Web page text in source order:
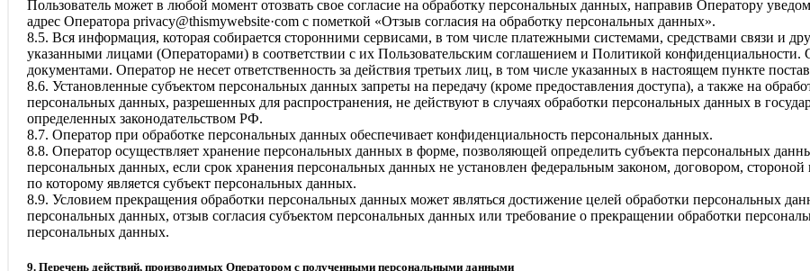
Пользователь может в любой момент отозвать свое согласие на обработку персональных данных, направив Оператору
адрес Оператора privacy@thismywebsite·com с пометкой «Отзыв согласия на обработку персональных данных».
8.5. Вся информация, которая собирается сторонними сервисами, в том числе платежными системами, средствами связи и
указанными лицами (Операторами) в соответствии с их Пользовательским соглашением и Политикой
документами. Оператор не несет ответственность за действия третьих лиц, в том числе указанных в настоящем пункте
8.6. Установленные субъектом персональных данных запреты на передачу (кроме предоставления доступа), а также на
персональных данных, разрешенных для распространения, не действуют в случаях обработки персональных данных в
определенных законодательством РФ.
8.7. Оператор при обработке персональных данных обеспечивает конфиденциальность персональных данных.
8.8. Оператор осуществляет хранение персональных данных в форме, позволяющей определить субъекта персональных
персональных данных, если срок хранения персональных данных не установлен федеральным законом, договором,
по которому является субъект персональных данных.
8.9. Условием прекращения обработки персональных данных может являться достижение целей обработки персональных
персональных данных, отзыв согласия субъектом персональных данных или требование о прекращении обработки
персональных данных.
9. Перечень действий, производимых Оператором с полученными персональными данными